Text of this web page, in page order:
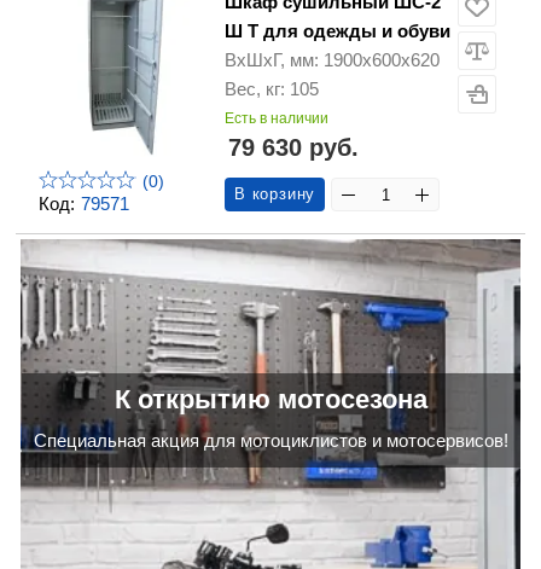
Код: 79571
(0)
Ш Т для одежды и обуви
ВхШхГ, мм: 1900х600х620
Вес, кг: 105
Есть в наличии
79 630 руб.
В корзину
К открытию мотосезона
Cпециальная акция для мотоциклистов и мотосервисов!